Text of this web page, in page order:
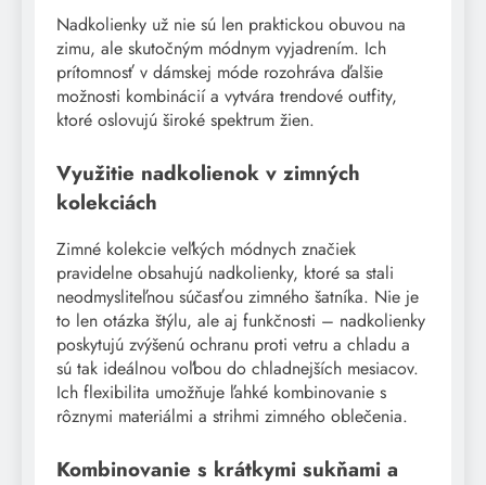
Nadkolienky už nie sú len praktickou obuvou na
zimu, ale skutočným módnym vyjadrením. Ich
prítomnosť v dámskej móde rozohráva ďalšie
možnosti kombinácií a vytvára trendové outfity,
ktoré oslovujú široké spektrum žien.
Využitie nadkolienok v zimných
kolekciách
Zimné kolekcie veľkých módnych značiek
pravidelne obsahujú nadkolienky, ktoré sa stali
neodmysliteľnou súčasťou zimného šatníka. Nie je
to len otázka štýlu, ale aj funkčnosti – nadkolienky
poskytujú zvýšenú ochranu proti vetru a chladu a
sú tak ideálnou voľbou do chladnejších mesiacov.
Ich flexibilita umožňuje ľahké kombinovanie s
rôznymi materiálmi a strihmi zimného oblečenia.
Kombinovanie s krátkymi sukňami a